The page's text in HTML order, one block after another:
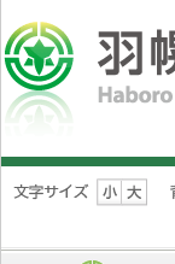
ナ
ビ